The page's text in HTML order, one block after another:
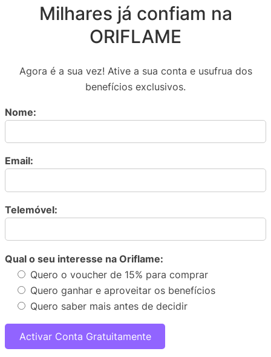
Milhares já confiam na
ORIFLAME
Agora é a sua vez! Ative a sua conta e usufrua dos
benefícios exclusivos.
Nome:
Email:
Telemóvel:
Qual o seu interesse na Oriflame:
Quero o voucher de 15% para comprar
Quero ganhar e aproveitar os benefícios
Quero saber mais antes de decidir